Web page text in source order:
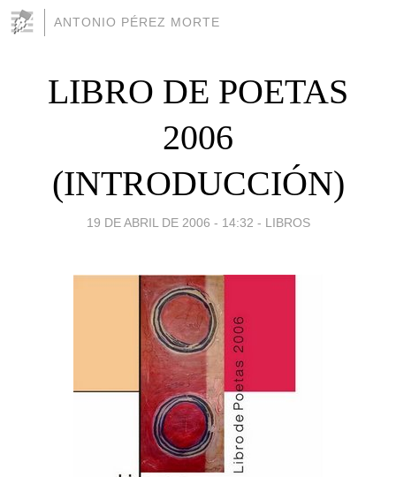
ANTONIO PÉREZ MORTE
LIBRO DE POETAS
2006
(INTRODUCCIÓN)
19 DE ABRIL DE 2006 - 14:32 - LIBROS